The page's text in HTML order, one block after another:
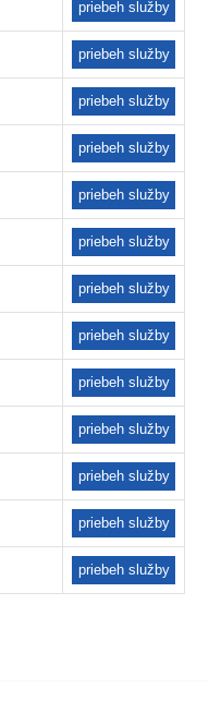
priebeh služby
priebeh služby
priebeh služby
priebeh služby
priebeh služby
priebeh služby
priebeh služby
priebeh služby
priebeh služby
priebeh služby
priebeh služby
priebeh služby
priebeh služby